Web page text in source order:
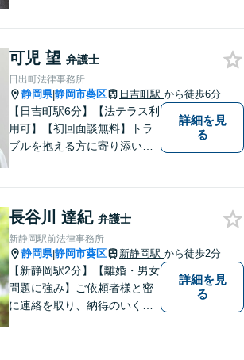
の損害賠償請求事件、相続・
離婚、破産・個人再生等は、
私が力を注ぎ、得意としてい
る分野です。
可児 望 弁護士
日出町法律事務所
静岡県|静岡市葵区 日吉町駅 から徒歩6分
【日吉町駅6分】【法テラス利
用可】【初回面談無料】トラ
ブルを抱える方に寄り添い、
詳細を見
る
長谷川 達紀 弁護士
新静岡駅前法律事務所
静岡県|静岡市葵区 新静岡駅 から徒歩2分
【新静岡駅2分】【離婚・男女
問題に強み】ご依頼者様と密
に連絡を取り、納得のいく解
詳細を見
る